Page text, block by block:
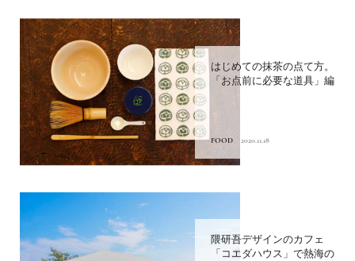
はじめての抹茶の点て方。
「お点前に必要な道具」編
FOOD 2020.11.18
隈研吾デザインのカフェ
「コエダハウス」で熱海の